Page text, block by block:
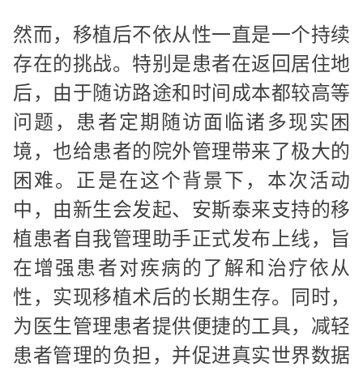
然而，移植后不依从性一直是一个持续
存在的挑战。特别是患者在返回居住地
后，由于随访路途和时间成本都较高等
问题，患者定期随访面临诸多现实困
境，也给患者的院外管理带来了极大的
困难。正是在这个背景下，本次活动
中，由新生会发起、安斯泰来支持的移
植患者自我管理助手正式发布上线，旨
在增强患者对疾病的了解和治疗依从
性，实现移植术后的长期生存。同时，
为医生管理患者提供便捷的工具，减轻
患者管理的负担，并促进真实世界数据